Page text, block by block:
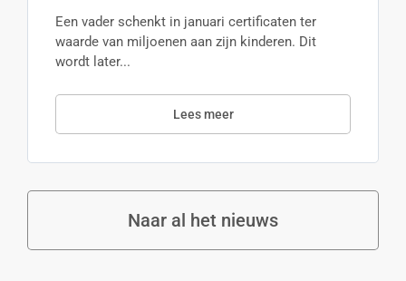
Een vader schenkt in januari certificaten ter
waarde van miljoenen aan zijn kinderen. Dit
wordt later...
Lees meer
Naar al het nieuws